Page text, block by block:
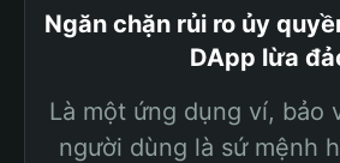
Ngăn chặn rủi ro ủy
DApp lừa
Là một ứng dụng ví, bảo
người dùng là sứ mệnh